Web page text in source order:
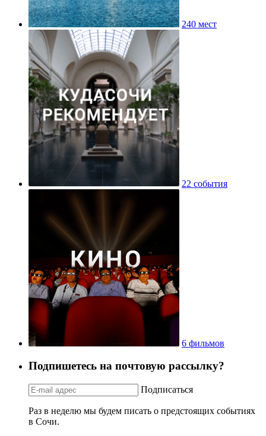
240 мест
22 события
6 фильмов
Подпишетесь на почтовую рассылку?
Подписаться
Раз в неделю мы будем писать о предстоящих событиях
в Сочи.